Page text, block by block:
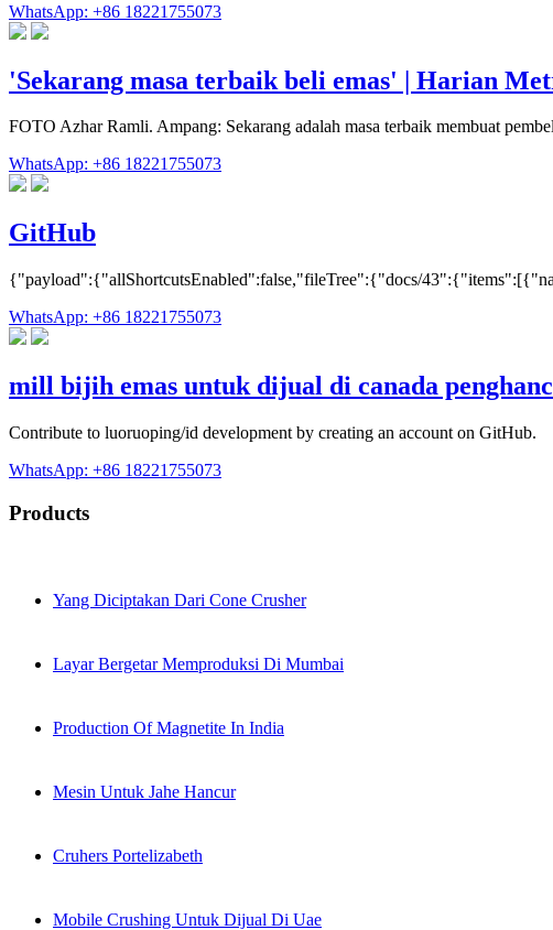
WhatsApp: +86 18221755073
'Sekarang masa terbaik beli emas' | Harian
FOTO Azhar Ramli. Ampang: Sekarang adalah masa terbaik membuat
WhatsApp: +86 18221755073
GitHub
{"payload":{"allShortcutsEnabled":false,"fileTree":{"docs/
WhatsApp: +86 18221755073
mill bijih emas untuk dijual di canada
Contribute to luoruoping/id development by creating an account on GitHub.
WhatsApp: +86 18221755073
Products
Yang Diciptakan Dari Cone Crusher
Layar Bergetar Memproduksi Di Mumbai
Production Of Magnetite In India
Mesin Untuk Jahe Hancur
Cruhers Portelizabeth
Mobile Crushing Untuk Dijual Di Uae